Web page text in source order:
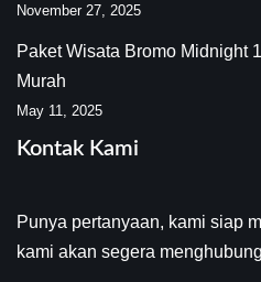
November 27, 2025
Paket Wisata Bromo Midnight
Murah
May 11, 2025
Kontak Kami
Punya pertanyaan, kami siap
kami akan segera